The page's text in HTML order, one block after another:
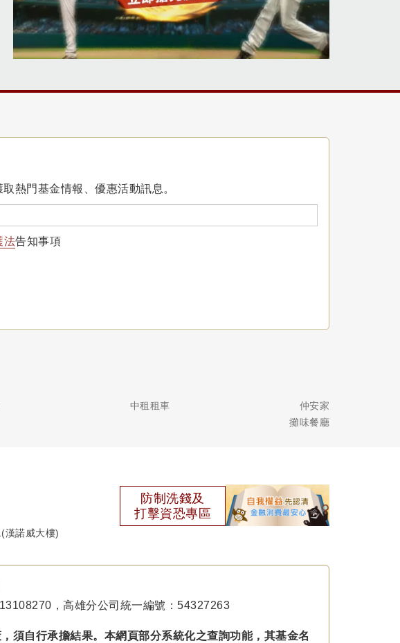
熱門基金情報、優惠活動訊息。
法告知事項
中租租車
仲安家
攤味餐廳
漢諾威大樓)
防制洗錢及
打擊資恐專區
，高雄分公司統一編號：54327263
須自行承擔結果。本網頁部分系統化之查詢功能，其基金名